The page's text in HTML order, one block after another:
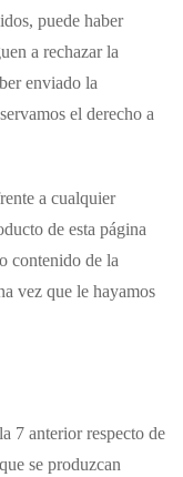
puede haber
a rechazar la
enviado la
el derecho a
a cualquier
de esta página
contenido de la
vez que le hayamos
7 anterior respecto de
se produzcan